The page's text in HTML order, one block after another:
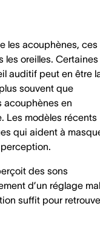
les acouphènes, ces
les oreilles. Certaines
auditif peut en être
souvent que
acouphènes en
Les modèles récents
qui aident à
des sons
d’un réglage mal
suffit pour